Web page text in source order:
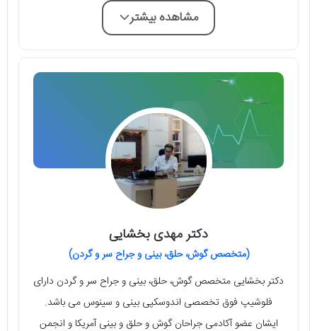
مشاهده بیشتر
دکتر مهدی بخشایی
(متخصص گوش، حلق، بینی و جراح سر و گردن)
دکتر بخشایی متخصص گوش، حلق، بینی و جراح سر و گردن دارای
فلوشیپ فوق تخصصی اندوسکپی بینی و سینوس می باشد.
ایشان عضو آکادمی جراحان گوش و حلق و بینی آمریکا و انجمن